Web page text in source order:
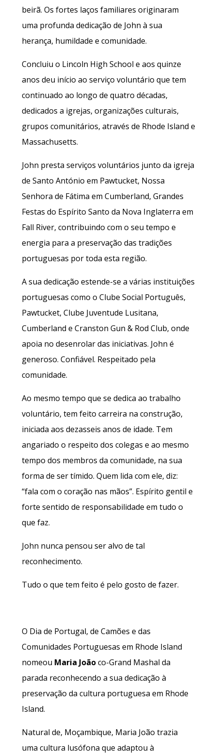
beirã. Os fortes laços familiares originaram
uma profunda dedicação de John à sua
herança, humildade e comunidade.
Concluiu o Lincoln High School e aos quinze
anos deu início ao serviço voluntário que tem
continuado ao longo de quatro décadas,
dedicados a igrejas, organizações culturais,
grupos comunitários, através de Rhode Island e
Massachusetts.
John presta serviços voluntários junto da igreja
de Santo António em Pawtucket, Nossa
Senhora de Fátima em Cumberland, Grandes
Festas do Espírito Santo da Nova Inglaterra em
Fall River, contribuindo com o seu tempo e
energia para a preservação das tradições
portuguesas por toda esta região.
A sua dedicação estende-se a várias instituições
portuguesas como o Clube Social Português,
Pawtucket, Clube Juventude Lusitana,
Cumberland e Cranston Gun & Rod Club, onde
apoia no desenrolar das iniciativas. John é
generoso. Confiável. Respeitado pela
comunidade.
Ao mesmo tempo que se dedica ao trabalho
voluntário, tem feito carreira na construção,
iniciada aos dezasseis anos de idade. Tem
angariado o respeito dos colegas e ao mesmo
tempo dos membros da comunidade, na sua
forma de ser tímido. Quem lida com ele, diz:
“fala com o coração nas mãos”. Espírito gentil e
forte sentido de responsabilidade em tudo o
que faz.
John nunca pensou ser alvo de tal
reconhecimento.
Tudo o que tem feito é pelo gosto de fazer.
O Dia de Portugal, de Camões e das
Comunidades Portuguesas em Rhode Island
nomeou Maria Joãoco-Grand Mashal da
parada reconhecendo a sua dedicação à
preservação da cultura portuguesa em Rhode
Island.
Natural de, Moçambique, Maria João trazia
uma cultura lusófona que adaptou à